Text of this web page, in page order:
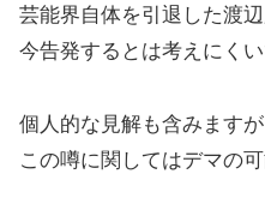
芸能界自体を引退した渡
今告発するとは考えにくい
個人的な見解も含みますが
この噂に関してはデマの